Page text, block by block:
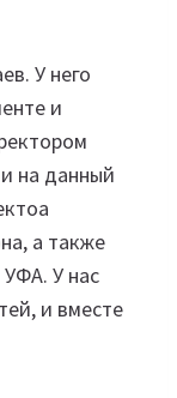
У него
и
на данный
а также
У нас
и вместе